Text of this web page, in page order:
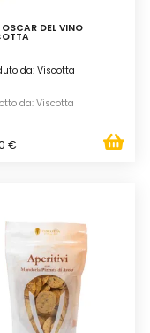
OSCAR DEL VINO
da: Viscotta
da: Viscotta
€